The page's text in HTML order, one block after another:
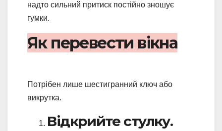
надто сильний притиск постійно зношує
гумки.
Як перевести вікна
Потрібен лише шестигранний ключ або
викрутка.
Відкрийте стулку.